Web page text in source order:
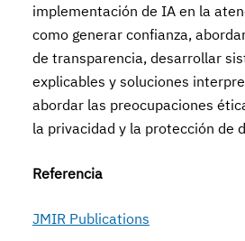
implementación de IA en la
como generar confianza,
de transparencia, desarrollar
explicables y soluciones
abordar las preocupaciones
la privacidad y la protección de
Referencia
JMIR Publications